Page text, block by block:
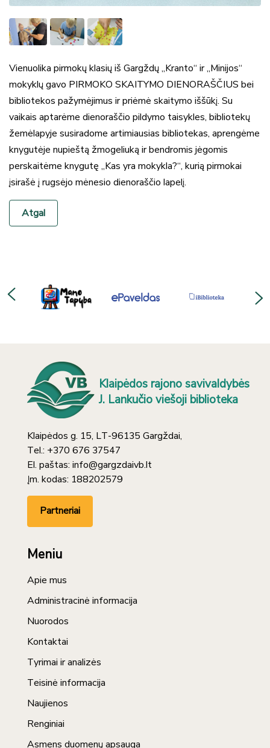
Vienuolika pirmokų klasių iš Gargždų „Kranto“ ir „Minijos“
mokyklų gavo PIRMOKO SKAITYMO DIENORAŠČIUS bei
bibliotekos pažymėjimus ir priėmė skaitymo iššūkį. Su
vaikais aptarėme dienoraščio pildymo taisykles, bibliotekų
žemėlapyje susiradome artimiausias bibliotekas, aprengėme
knygutėje nupieštą žmogeliuką ir bendromis jėgomis
perskaitėme knygutę „Kas yra mokykla?“, kurią pirmokai
įsirašė į rugsėjo mėnesio dienoraščio lapelį.
Atgal
Klaipėdos rajono savivaldybės
J. Lankučio viešoji biblioteka
Klaipėdos g. 15, LT-96135 Gargždai,
Tel.: +370 676 37547
El. paštas: info@gargzdaivb.lt
Įm. kodas: 188202579
Partneriai
Meniu
Apie mus
Administracinė informacija
Nuorodos
Kontaktai
Tyrimai ir analizės
Teisinė informacija
Naujienos
Renginiai
Asmens duomenų apsauga